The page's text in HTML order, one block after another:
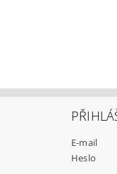
E-mail
Heslo